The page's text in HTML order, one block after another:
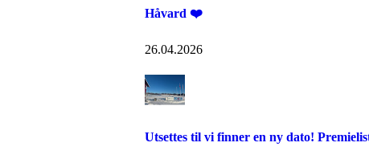
Håvard ❤️
26.04.2026
Utsettes til vi finner en ny dato!